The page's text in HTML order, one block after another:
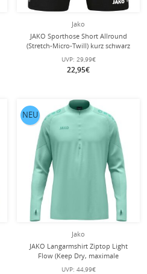
Jako
JAKO Sporthose Short Allround
(Stretch-Micro-Twill) kurz schwarz
Jungen
UVP: 29,99€
22,95€
Jako
JAKO Langarmshirt Ziptop Light
Flow (Keep Dry, maximale
Bewegungsfreiheit) mintgrün Kinder
UVP: 44,99€
NEU